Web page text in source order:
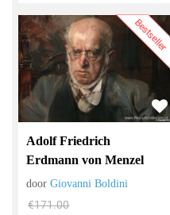
Bestseller
Adolf Friedrich
Erdmann von Menzel
doorGiovanni Boldini
€171.00